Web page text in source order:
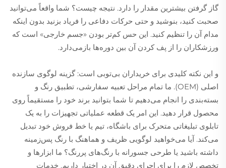
گاز گرفتن بیشترین مقدار را دارد. نتیجه چیست؟ شما واقعاً می‌توانید
صحبت کنید، بنوشید و حتی حرکات دفاعی را فریاد بزنید بدون اینکه
مدام آن را تنظیم کنید. این حس کم‌تر بودن «جسم خارجی» است که
ورزشکاران را از پف کردن آن بین دوره‌ها بازمی‌دارد.
و این نکته کلیدی برای خریداران بی‌تو‌بی است: گزینه لوگوی سازنده
اصلی (OEM). ما تمام مراحل تعبیه سفارشی، تطبیق رنگ و
بسته‌بندی را انجام می‌دهیم تا شما بتوانید برند خود را مستقیماً روی
محصول قرار دهید. این امر یک قطعه عملیاتی تجهیزات را به یک
تابلوی تبلیغاتی متحرک برای باشگاه، تیم یا خط فروش خود تبدیل
می‌کند. آیا می‌خواهید لوگویی ظریف و هماهنگ با رنگ پس‌زمینه
داشته باشید یا طرحی جسورانه با رنگ‌های پررنگ؟ ما ابزارها و
تخصص لازم را برای اجرای دقیق آن در اختیار داریم. خدمات